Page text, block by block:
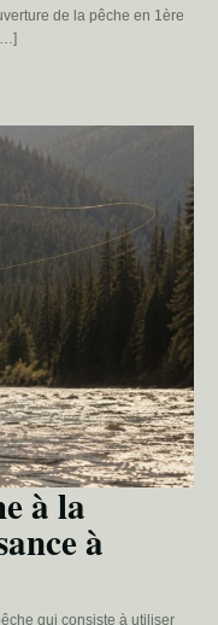
de la pêche en 1ère
à la
à
qui consiste à utiliser